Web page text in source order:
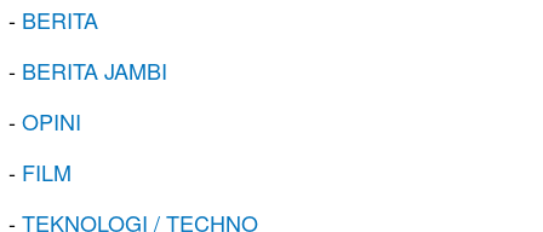
- BERITA
- BERITA JAMBI
-OPINI
- FILM
-TEKNOLOGI / TECHNO